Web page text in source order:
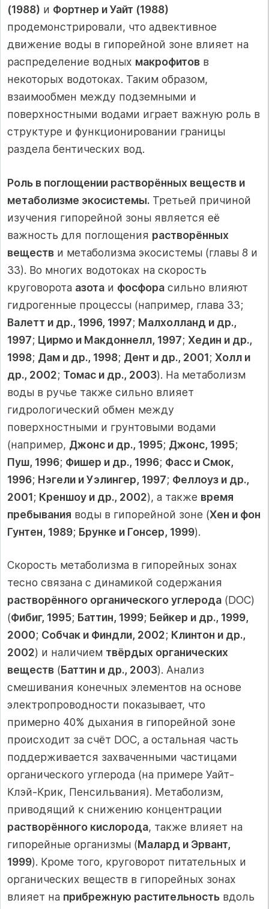
(1988) и Фортнер и Уайт (1988)
продемонстрировали, что адвективное
движение воды в гипорейной зоне влияет на
распределение водных макрофитов в
некоторых водотоках. Таким образом,
взаимообмен между подземными и
поверхностными водами играет важную роль в
структуре и функционировании границы
раздела бентических вод.
Роль в поглощении растворённых веществ и
метаболизме экосистемы. Третьей причиной
изучения гипорейной зоны является её
важность для поглощения растворённых
веществ и метаболизма экосистемы (главы 8 и
33). Во многих водотоках на скорость
круговорота азота и фосфора сильно влияют
гидрогенные процессы (например, глава 33;
Валетт и др., 1996, 1997; Малхолланд и др.,
1997; Цирмо и Макдоннелл, 1997; Хедин и др.,
1998; Дам и др., 1998; Дент и др., 2001; Холл и
др., 2002; Томас и др., 2003). На метаболизм
воды в ручье также сильно влияет
гидрологический обмен между
поверхностными и грунтовыми водами
(например, Джонс и др., 1995; Джонс, 1995;
Пуш, 1996; Фишер и др., 1996; Фасс и Смок,
1996; Нэгели и Уэлингер, 1997; Феллоуз и др.,
2001; Креншоу и др., 2002), а также время
пребывания воды в гипорейной зоне (Хен и фон
Гунтен, 1989; Брунке и Гонсер, 1999).
Скорость метаболизма в гипорейных зонах
тесно связана с динамикой содержания
растворённого органического углерода (DOC)
(Фибиг, 1995; Баттин, 1999; Бейкер и др., 1999,
2000; Собчак и Финдли, 2002; Клинтон и др.,
2002) и наличием твёрдых органических
веществ (Баттин и др., 2003). Анализ
смешивания конечных элементов на основе
электропроводности показывает, что
примерно 40% дыхания в гипорейной зоне
происходит за счёт DOC, а остальная часть
поддерживается захваченными частицами
органического углерода (на примере Уайт-
Клэй-Крик, Пенсильвания). Метаболизм,
приводящий к снижению концентрации
растворённого кислорода, также влияет на
гипорейные организмы (Малард и Эрвант,
1999). Кроме того, круговорот питательных и
органических веществ в гипорейных зонах
влияет на прибрежную растительность вдоль